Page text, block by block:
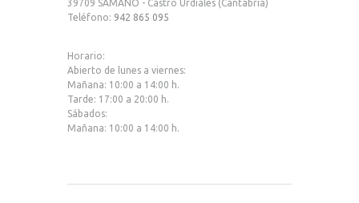
o
p
39709 SÁMANO - Castro Urdiales (Cantabria)
Teléfono: 942 865 095
Horario:
Abierto de lunes a viernes:
Mañana: 10:00 a 14:00 h.
Tarde: 17:00 a 20:00 h.
Sábados:
Mañana: 10:00 a 14:00 h.